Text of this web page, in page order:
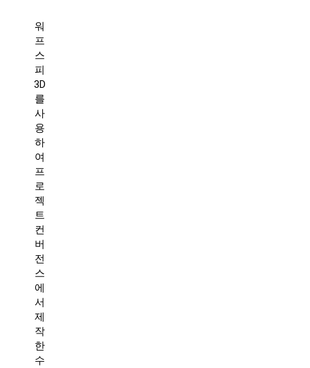
워
프
스
피
3D
를
사
용
하
여
프
로
젝
트
컨
버
전
스
에
서
제
작
한
수